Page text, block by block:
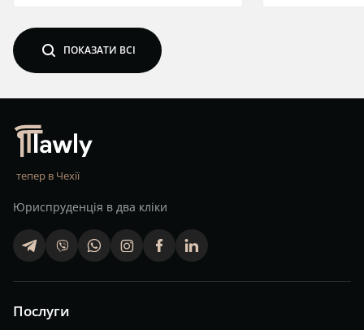
search ПОКАЗАТИ ВСІ
тепер в Чехії
Юриспруденція в два кліки
telegram viber whatsapp finstagram facebook linkedin
Послуги